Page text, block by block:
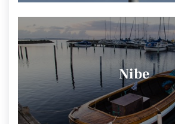
Nibe